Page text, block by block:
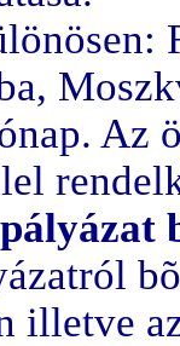
Az
illetve